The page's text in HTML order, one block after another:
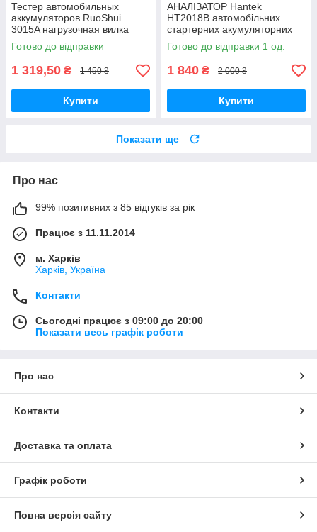
Тестер автомобильных
аккумуляторов RuoShui
3015A нагрузочная вилка
Готово до відправки
1 319,50 ₴ 1 450 ₴
Купити
АНАЛІЗАТОР Hantek
HT2018B автомобільних
стартерних акумуляторних
батарей, тесторі АКБ
Готово до відправки 1 од.
1 840 ₴ 2 000 ₴
Купити
Показати ще
Про нас
99% позитивних з 85 відгуків за рік
Працює з 11.11.2014
м. Харків
Харків, Україна
Контакти
Сьогодні працює з 09:00 до 20:00
Показати весь графік роботи
Про нас
Контакти
Доставка та оплата
Графік роботи
Повна версія сайту